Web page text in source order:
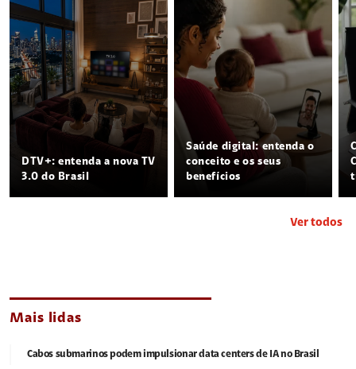
DTV+: entenda a nova TV
3.0 do Brasil
Saúde digital: entenda o
conceito e os seus
benefícios
Ver todos
Mais lidas
Cabos submarinos podem impulsionar data centers de IA no Brasil